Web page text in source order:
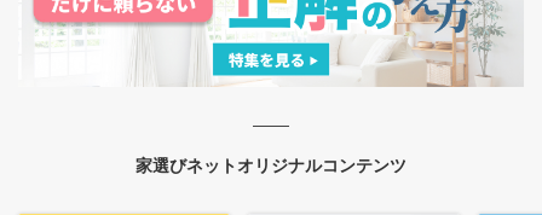
家選びネットオリジナルコンテンツ